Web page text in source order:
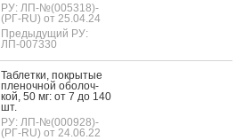
РУ: ЛП-№(005318)-
(РГ-RU) от 25.04.24
Предыдущий РУ:
ЛП-007330
Таб­летки, пок­ры­тые
пле­ноч­ной обо­лоч­
кой, 50 мг: от 7 до 140
шт.
РУ: ЛП-№(000928)-
(РГ-RU) от 24.06.22